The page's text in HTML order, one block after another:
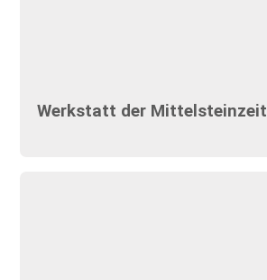
Werkstatt der Mittelsteinzeit